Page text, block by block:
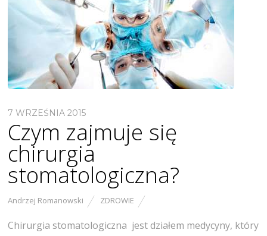
7 WRZEŚNIA 2015
Czym zajmuje się
chirurgia
stomatologiczna?
Andrzej Romanowski ZDROWIE
Chirurgia stomatologiczna jest działem medycyny, który